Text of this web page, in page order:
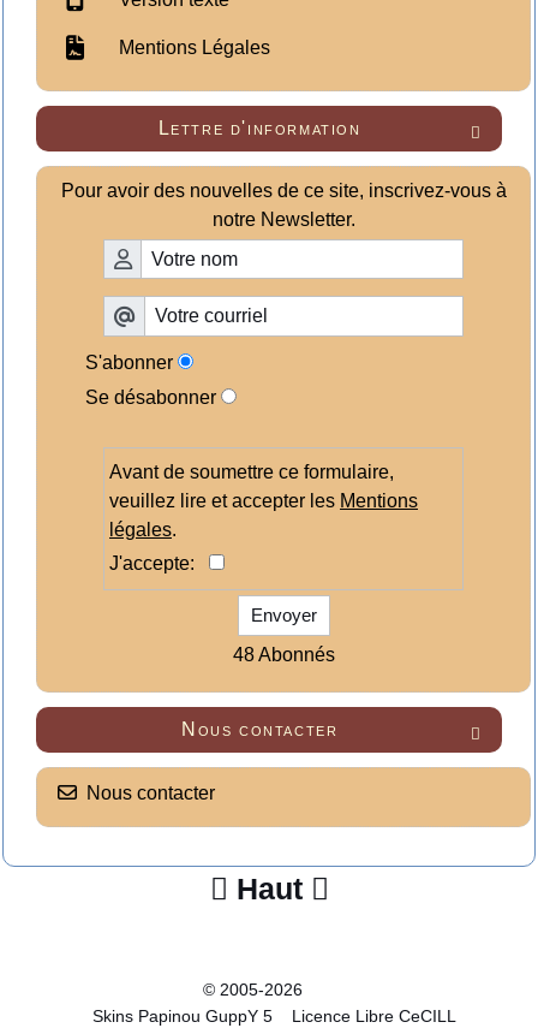
Mentions Légales

Lettre d'information
Pour avoir des nouvelles de ce site, inscrivez-vous à
notre Newsletter.
S'abonner
Se désabonner
Avant de soumettre ce formulaire,
veuillez lire et accepter les Mentions
légales.
J'accepte:
Envoyer
48 Abonnés

Nous contacter
Nous contacter
 Haut 
© 2005-2026
Skins Papinou GuppY 5
Licence Libre CeCILL